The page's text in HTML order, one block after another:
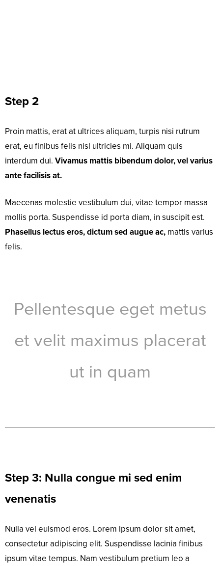
Step 2
Proin mattis, erat at ultrices aliquam, turpis nisi rutrum
erat, eu finibus felis nisl ultricies mi. Aliquam quis
interdum dui. Vivamus mattis bibendum dolor, vel varius
ante facilisis at.
Maecenas molestie vestibulum dui, vitae tempor massa
mollis porta. Suspendisse id porta diam, in suscipit est.
Phasellus lectus eros, dictum sed augue ac, mattis varius
felis.
Pellentesque eget metus
et velit maximus placerat
ut in quam
Step 3: Nulla congue mi sed enim
venenatis
Nulla vel euismod eros. Lorem ipsum dolor sit amet,
consectetur adipiscing elit. Suspendisse lacinia finibus
ipsum vitae tempus. Nam vestibulum pretium leo a